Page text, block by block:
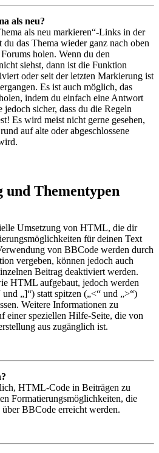
als neu?
als neu markieren“-Links in der
du das Thema wieder ganz nach oben
holen. Wenn du den
siehst, dann ist die Funktion
oder seit der letzten Markierung ist
Es ist auch möglich, das
indem du einfach eine Antwort
jedoch sicher, dass du die Regeln
Es wird meist nicht gerne gesehen,
auf alte oder abgeschlossene
Thementypen
Umsetzung von HTML, die dir
für deinen Text
von BBCode werden durch
vergeben, können jedoch auch
Beitrag deaktiviert werden.
HTML aufgebaut, jedoch werden
„]“) statt spitzen („<“ und „>“)
Weitere Informationen zu
einer speziellen Hilfe-Seite, die von
aus zugänglich ist.
HTML-Code in Beiträgen zu
Formatierungsmöglichkeiten, die
BBCode erreicht werden.